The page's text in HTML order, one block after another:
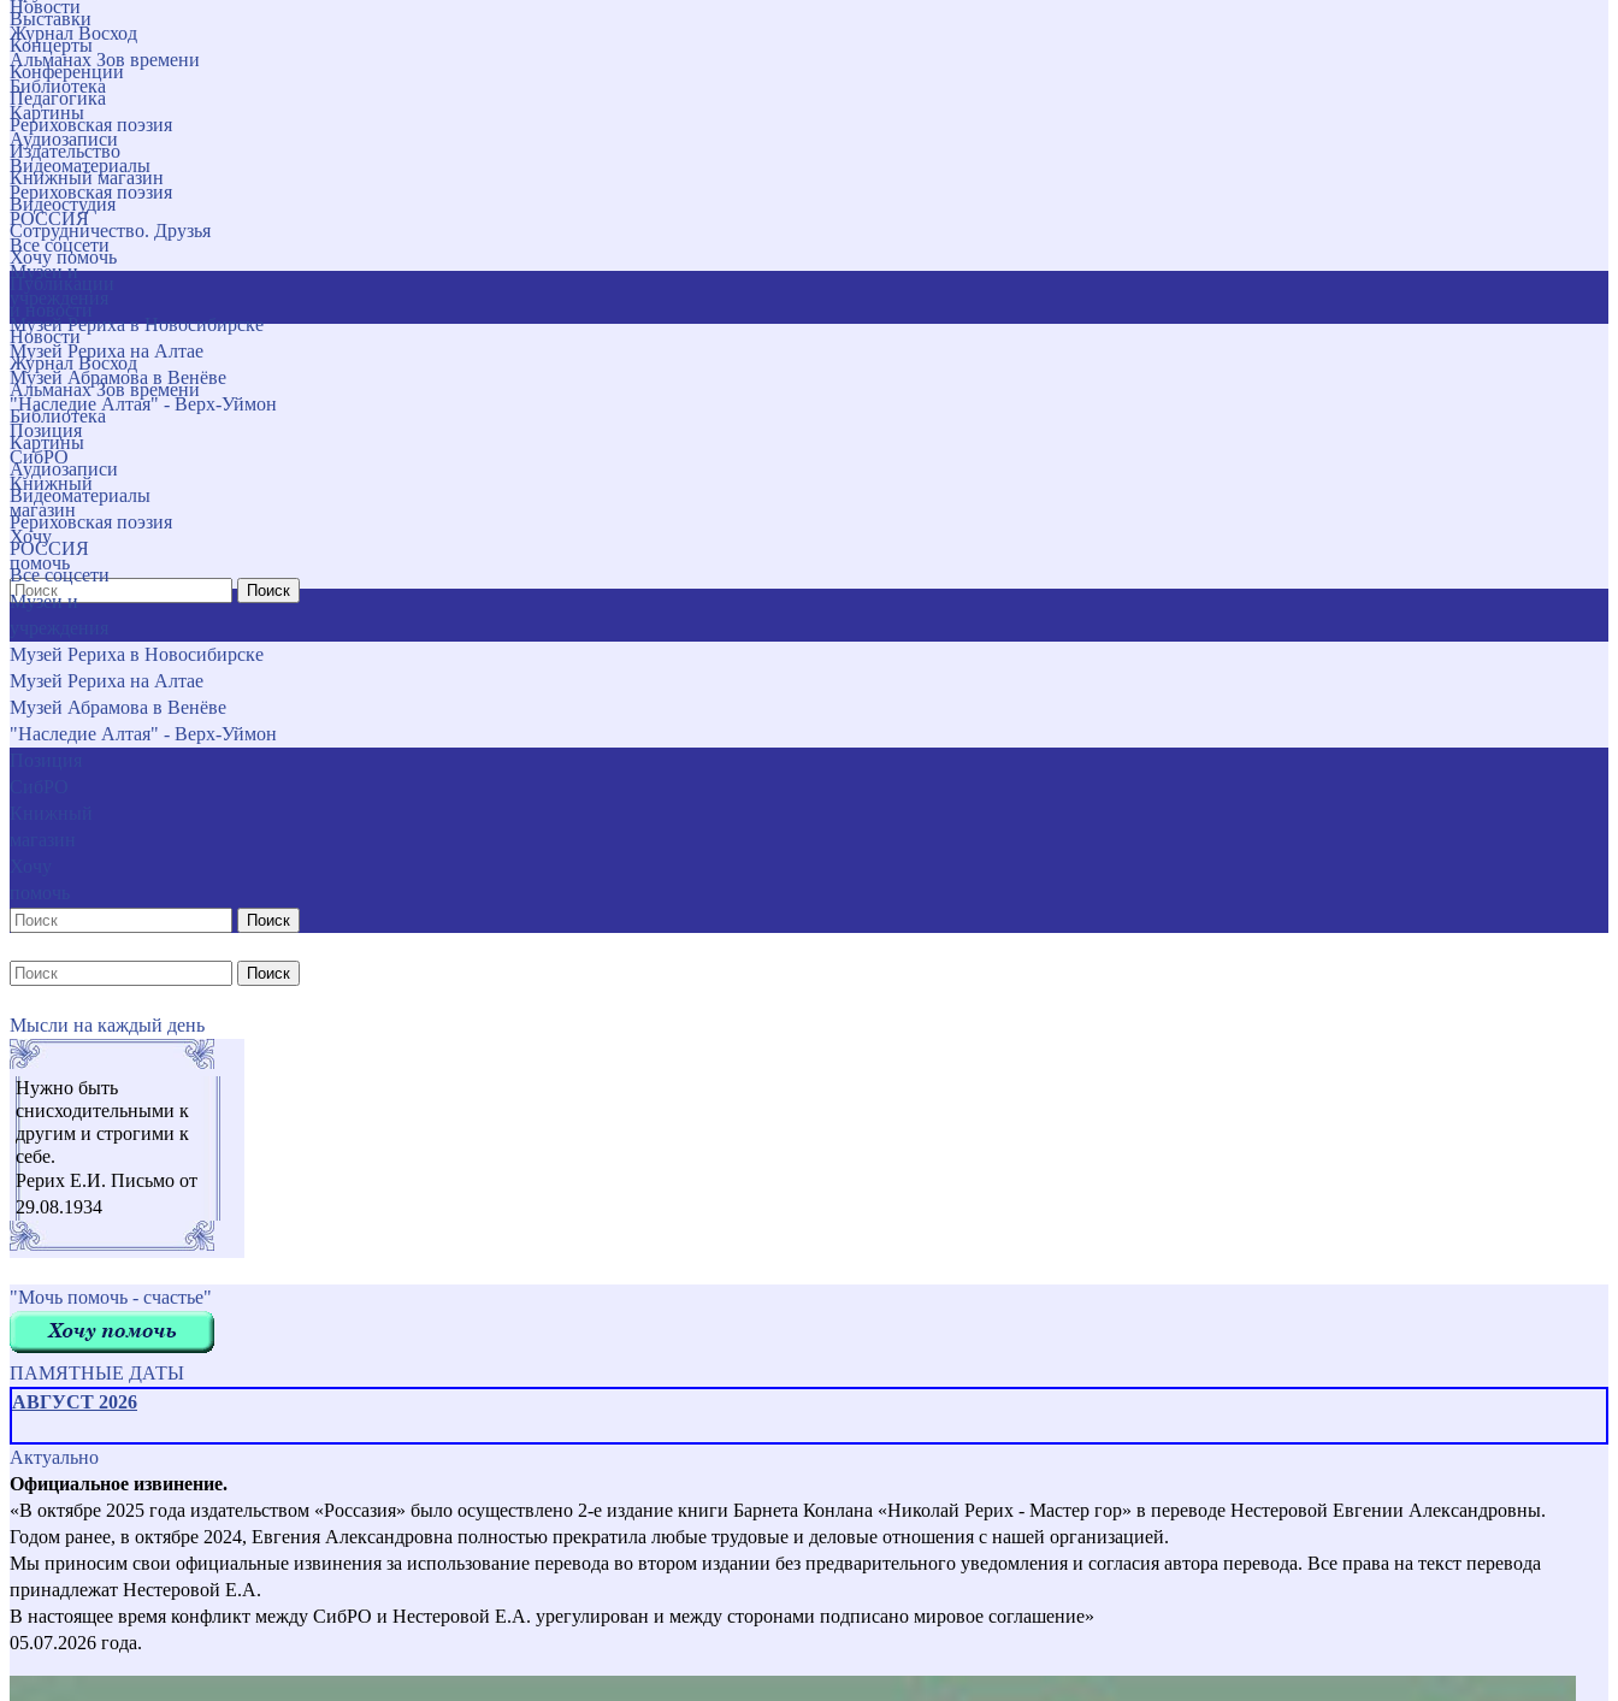
Новости
Журнал Восход
Альманах Зов времени
Библиотека
Картины
Аудиозаписи
Видеоматериалы
Рериховская поэзия
РОССИЯ
Все соцсети
Музеи и
Музей Рериха в Новосибирске
Музей Рериха на Алтае
Музей Абрамова в Венёве
"Наследие Алтая" - Верх-Уймон
Позиция
СибРО
Книжный
магазин
Хочу
помочь
Поиск
Выставки
Концерты
Конференции
Педагогика
Рериховская поэзия
Издательство
Книжный магазин
Видеостудия
Сотрудничество. Друзья
Хочу помочь
Новости
Журнал Восход
Альманах Зов времени
Библиотека
Картины
Аудиозаписи
Видеоматериалы
Рериховская поэзия
РОССИЯ
Все соцсети
Музеи и
Музей Рериха в Новосибирске
Музей Рериха на Алтае
Музей Абрамова в Венёве
"Наследие Алтая" - Верх-Уймон
Поиск
Поиск
Мысли на каждый день
Нужно быть
снисходительными к
другим и строгими к
себе.
Рерих Е.И. Письмо от
29.08.1934
"Мочь помочь - счастье"
ПАМЯТНЫЕ ДАТЫ
АВГУСТ 2026
Актуально
Официальное извинение.
«В октябре 2025 года издательством «Россазия» было осуществлено 2-е издание книги Барнета Конлана «Николай Рерих - Мастер гор» в переводе Нестеровой Евгении Александровны.
Годом ранее, в октябре 2024, Евгения Александровна полностью прекратила любые трудовые и деловые отношения с нашей организацией.
Мы приносим свои официальные извинения за использование перевода во втором издании без предварительного уведомления и согласия автора перевода. Все права на текст перевода
принадлежат Нестеровой Е.А.
В настоящее время конфликт между СибРО и Нестеровой Е.А. урегулирован и между сторонами подписано мировое соглашение»
05.07.2026 года.